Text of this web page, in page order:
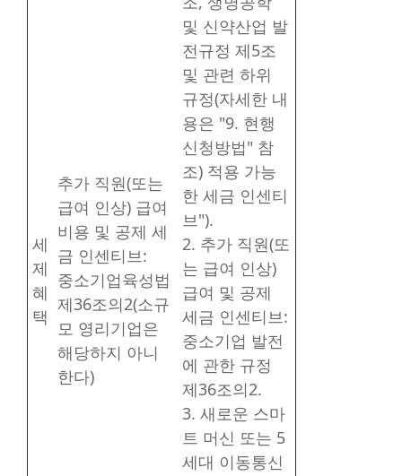
세
제
혜
택
추가 직원(또는
급여 인상) 급여
비용 및 공제 세
금 인센티브:
중소기업육성법
제36조의2(소규
모 영리기업은
해당하지 아니
한다)
및 신약산업 발
전규정 제5조
및 관련 하위
규정(자세한 내
용은 "9. 현행
신청방법" 참
조) 적용 가능
한 세금 인센티
브").
2. 추가 직원(또
는 급여 인상)
급여 및 공제
세금 인센티브:
중소기업 발전
에 관한 규정
제36조의2.
3. 새로운 스마
트 머신 또는 5
세대 이동통신